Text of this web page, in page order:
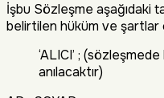
İşbu Sözleşme aşağıdaki
belirtilen hüküm ve şartlar
‘ALICI’ ;
anılacaktır)